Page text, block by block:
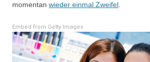
momentan wieder einmal Zweifel
Embed from Getty Images